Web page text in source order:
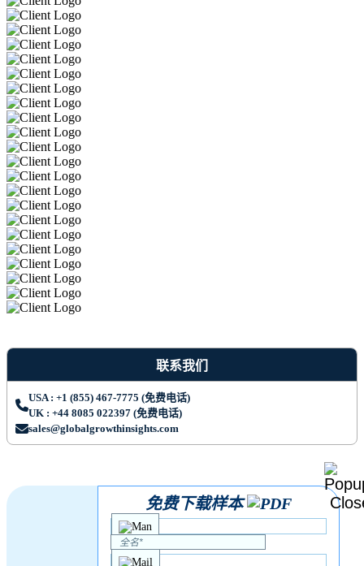
联系我们
USA : +1 (855) 467-7775 (免费电话)
UK : +44 8085 022397 (免费电话)
sales@globalgrowthinsights.com
免费下载样本